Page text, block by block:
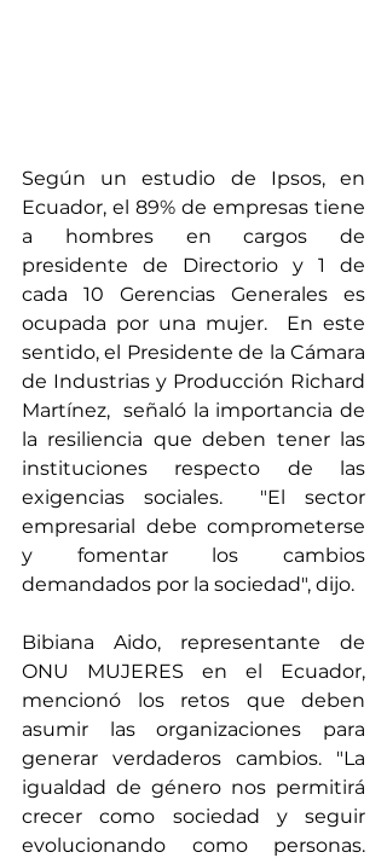
Según un estudio de Ipsos, en
Ecuador, el 89% de empresas tiene
a hombres en cargos de
presidente de Directorio y 1 de
cada 10 Gerencias Generales es
ocupada por una mujer.  En este
sentido, el Presidente de la Cámara
de Industrias y Producción Richard
Martínez,  señaló la importancia de
la resiliencia que deben tener las
instituciones respecto de las
exigencias sociales.  "El sector
empresarial debe comprometerse
y fomentar los cambios
demandados por la sociedad", dijo.
Bibiana Aido, representante de
ONU MUJERES en el Ecuador,
mencionó los retos que deben
asumir las organizaciones para
generar verdaderos cambios. "La
igualdad de género nos permitirá
crecer como sociedad y seguir
evolucionando como personas.